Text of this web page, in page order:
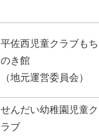
平佐西児童クラブもち
のき館
（地元運営委員会）
せんだい幼稚園児童ク
ラブ